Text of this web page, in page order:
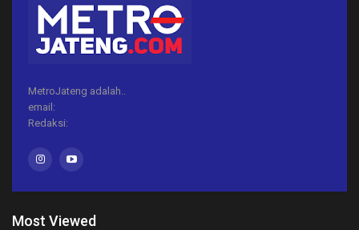
MetroJateng adalah..
email:
Redaksi:
Most Viewed